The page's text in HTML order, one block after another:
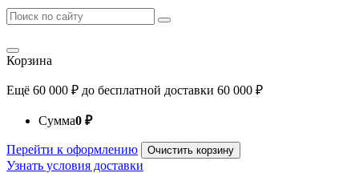
Корзина
Ещё 60 000 ₽ до бесплатной доставки 60 000 ₽
Сумма0 ₽
Перейти к оформлению Очистить корзину
Узнать условия доставки